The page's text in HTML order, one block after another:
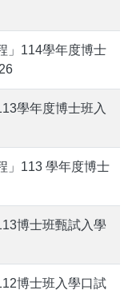
」114學年度博士
學年度博士班入
」113 學年度博士
博士班甄試入學
博士班入學口試